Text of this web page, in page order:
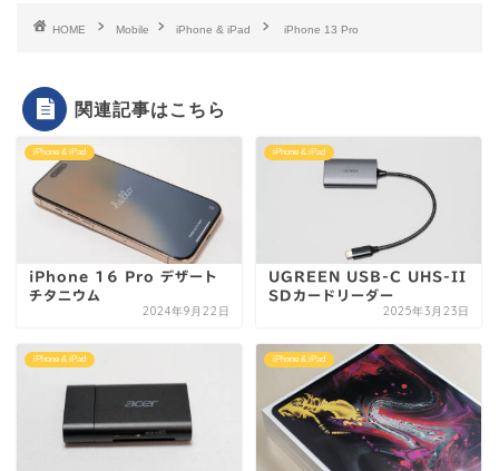
HOME Mobile iPhone & iPad iPhone 13 Pro
関連記事はこちら
iPhone & iPad
iPhone 16 Pro デザート
チタニウム
2024年9月22日
iPhone & iPad
UGREEN USB-C UHS-II
SDカードリーダー
2025年3月23日
iPhone & iPad iPhone & iPad